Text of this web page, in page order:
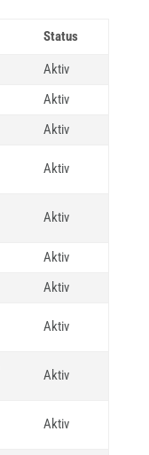
Status
Aktiv
Aktiv
Aktiv
Aktiv
Aktiv
Aktiv
Aktiv
Aktiv
Aktiv
Aktiv